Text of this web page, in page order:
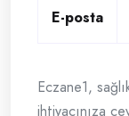
E-posta
Eczane1,
ihtiyacınıza